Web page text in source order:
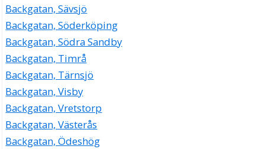
Backgatan, Sävsjö
Backgatan, Söderköping
Backgatan, Södra Sandby
Backgatan, Timrå
Backgatan, Tärnsjö
Backgatan, Visby
Backgatan, Vretstorp
Backgatan, Västerås
Backgatan, Ödeshög